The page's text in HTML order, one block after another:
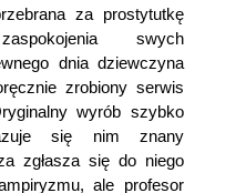
za prostytutkę
swych
dnia dziewczyna
zrobiony serwis
wyrób szybko
się nim znany
zgłasza się do niego
ale profesor